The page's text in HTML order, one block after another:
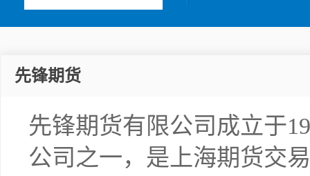
先锋期货
先锋期货有限公司成立于
公司之一，是上海期货交